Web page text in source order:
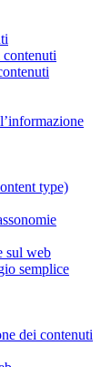
type)
sul web
semplice
dei contenuti